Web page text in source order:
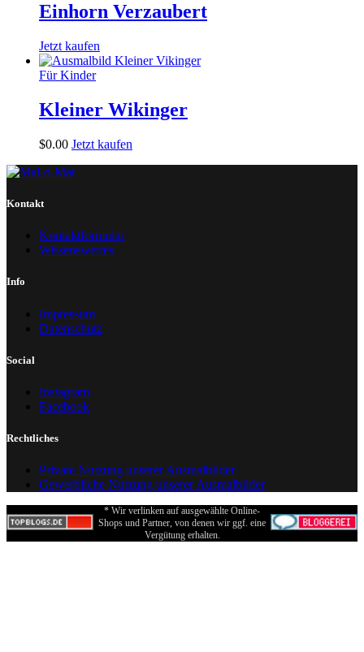
Einhorn Verzaubert
Jetzt kaufen
Für Kinder
Kleiner Wikinger
$0.00 Jetzt kaufen
Kontakt
Kontaktformular
Wissenswertes
Info
Impressum
Datenschutz
Social
Instagram
Facebook
Rechtliches
Private Nutzung unserer Ausmalbilder
Gewerbliche Nutzung unserer Ausmalbilder
* Wir verlinken auf ausgewählte Online-
Shops und Partner, von denen wir ggf. eine
Vergütung erhalten.